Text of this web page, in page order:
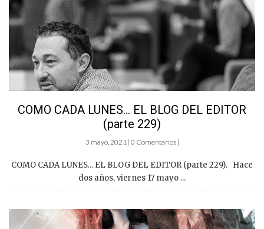
COMO CADA LUNES… EL BLOG DEL EDITOR
(parte 229)
3 mayo, 2021 | 0 Comentarios |
COMO CADA LUNES... EL BLOG DEL EDITOR (parte 229). Hace
dos años, viernes 17 mayo ...